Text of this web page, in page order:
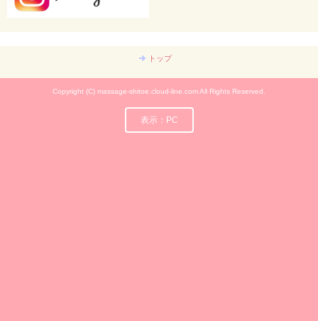
トップ
Copyright (C) massage-shitoe.cloud-line.com All Rights Reserved.
表示：PC